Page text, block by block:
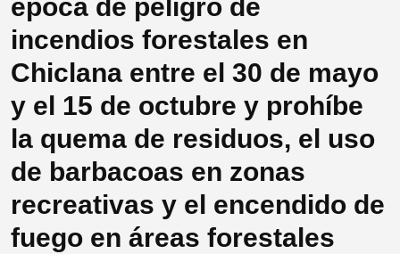
época de peligro de
incendios forestales en
Chiclana entre el 30 de mayo
y el 15 de octubre y prohíbe
la quema de residuos, el uso
de barbacoas en zonas
recreativas y el encendido de
fuego en áreas forestales